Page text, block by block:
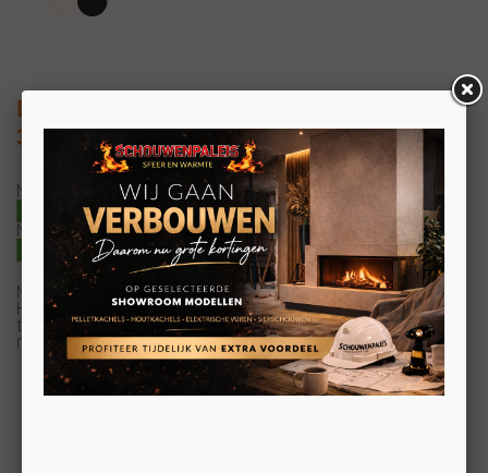
Dielle Maestrale 8kW en 12kW
3-zijdige pelletkachel
Maestrale 60 8kW | 200m3
Maestrale 100 12kW | 300m3
Maestrale is de meest iconische kachel van Dielle.
High-impact design en een groot panoramisch
trifaciaal glas voor een optimaal zicht op de vlam op elk
moment.
GLAZEN SCHUIFBLAD MET INTREKBAAR DISPLAY
KERAMISCHE VERBRANDINGSKAMER